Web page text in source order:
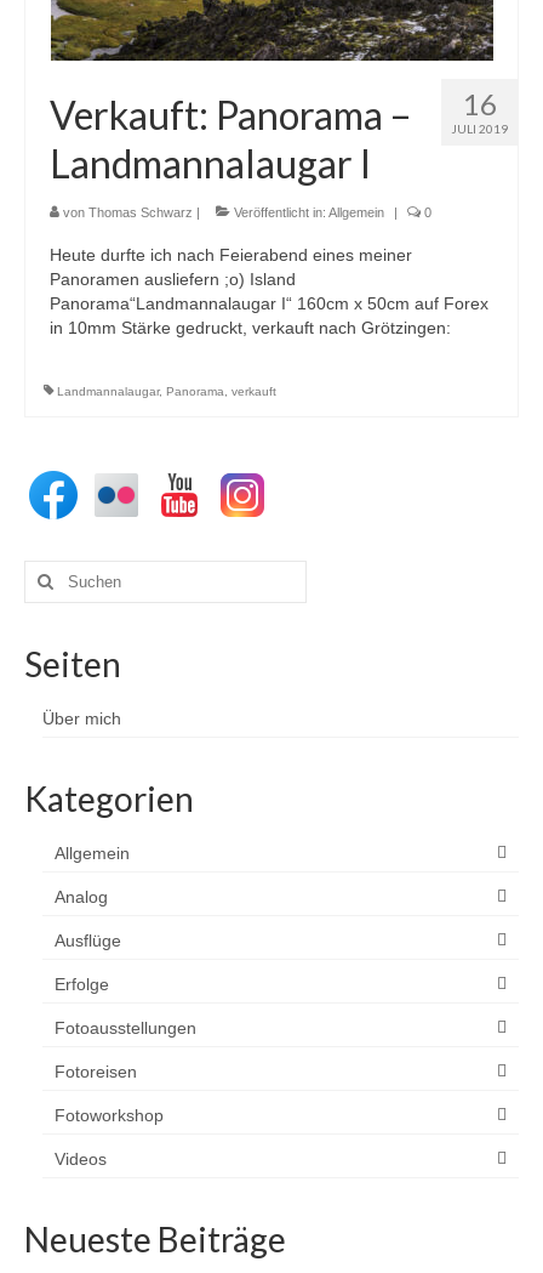
16
JULI 2019
Verkauft: Panorama –
Landmannalaugar I
von Thomas Schwarz | Veröffentlicht in: Allgemein | 0
Heute durfte ich nach Feierabend eines meiner
Panoramen ausliefern ;o) Island
Panorama“Landmannalaugar I“ 160cm x 50cm auf Forex
in 10mm Stärke gedruckt, verkauft nach Grötzingen:
Landmannalaugar, Panorama verkauft
Suchen
nach:
Seiten
Über mich
Kategorien
Allgemein
Analog
Ausflüge
Erfolge
Fotoausstellungen
Fotoreisen
Fotoworkshop
Videos
Neueste Beiträge